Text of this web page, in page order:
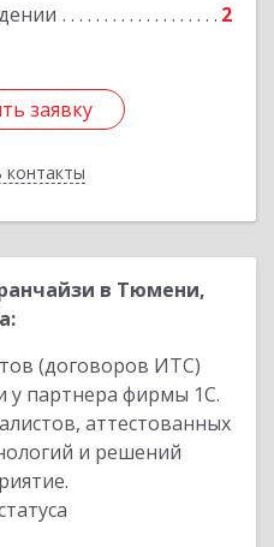
2
заявку
контакты
заявку
в Тюмени,
(договоров ИТС)
у партнера фирмы 1С.
аттестованных
и решений